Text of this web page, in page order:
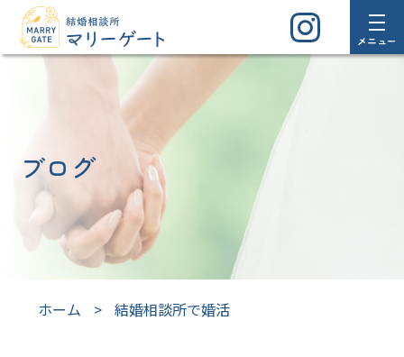
メニュー
ブログ
ホーム > 結婚相談所で婚活